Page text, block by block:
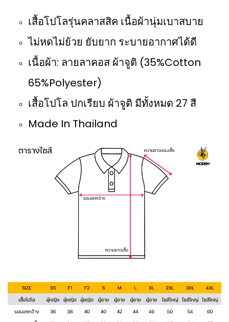
เสื้อโปโลรุ่นคลาสสิค เนื้อผ้านุ่มเบาสบาย
ไม่หดไม่ย้วย ยับยาก ระบายอากาศได้ดี
เนื้อผ้า: ลายลาคอส ผ้าจูติ (35%Cotton
65%Polyester)
เสื้อโปโล ปกเรียบ ผ้าจูติ มีทั้งหมด 27 สี
Made In Thailand